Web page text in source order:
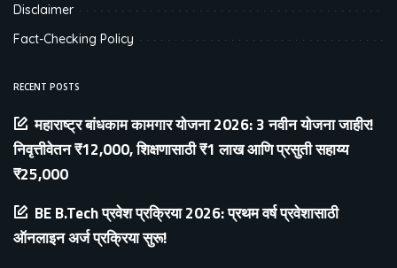
Disclaimer
Fact-Checking Policy
RECENT POSTS
महाराष्ट्र बांधकाम कामगार योजना 2026: 3 नवीन योजना जाहीर!
निवृत्तीवेतन ₹12,000, शिक्षणासाठी ₹1 लाख आणि प्रसुती सहाय्य
₹25,000
BE B.Tech प्रवेश प्रक्रिया 2026: प्रथम वर्ष प्रवेशासाठी
ऑनलाइन अर्ज प्रक्रिया सुरू!